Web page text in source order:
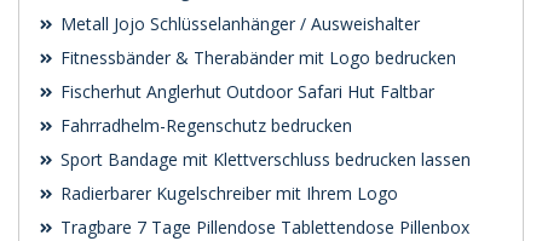
Metall Jojo Schlüsselanhänger / Ausweishalter
Fitnessbänder & Therabänder mit Logo bedrucken
Fischerhut Anglerhut Outdoor Safari Hut Faltbar
Fahrradhelm-Regenschutz bedrucken
Sport Bandage mit Klettverschluss bedrucken lassen
Radierbarer Kugelschreiber mit Ihrem Logo
Tragbare 7 Tage Pillendose Tablettendose Pillenbox